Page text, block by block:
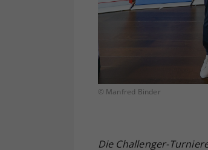
© Manfred Binder
Die Challenger-